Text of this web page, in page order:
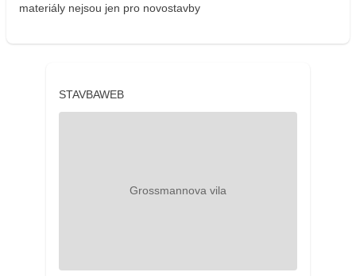
materiály nejsou jen pro novostavby
STAVBAWEB